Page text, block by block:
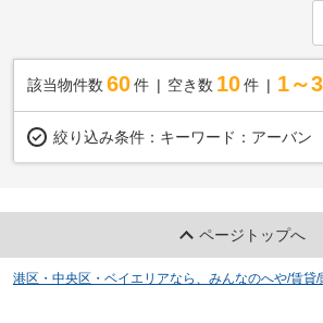
該当物件数 60件 空き数 10 件 1～
絞り込み条件： キーワード：アーバン
ページトップへ
港区・中央区・ベイエリアなら、みんなのへや/賃貸/